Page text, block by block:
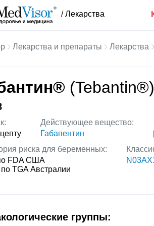
/ Лекарства
Лекарства и препараты Лекарства
(Tebantin®)
Действующее вещество:
Габапентин
риска для беременных:
FDA США
TGA Австралии
группы: